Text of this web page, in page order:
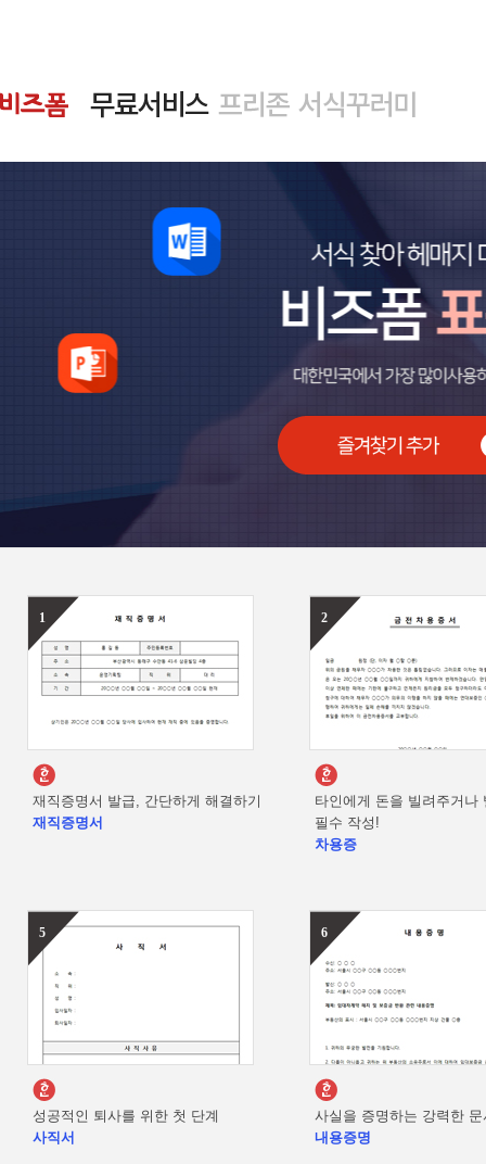
1
재직증명서 발급, 간단하게 해결하기
재직증명서
2
타인에게 돈을 빌려주거나
필수 작성!
차용증
5
성공적인 퇴사를 위한 첫 단계
사직서
6
사실을 증명하는 강력한 문
내용증명